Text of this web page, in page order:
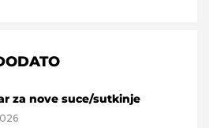
za nove suce/sutkinje